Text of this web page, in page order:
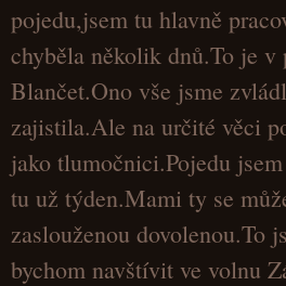
pojedu,jsem tu hlavně
chyběla několik dnů.To je v
Blančet.Ono vše jsme
zajistila.Ale na určité věci
jako tlumočnici.Pojedu
tu už týden.Mami ty se
zaslouženou dovolenou.To
bychom navštívit ve volnu